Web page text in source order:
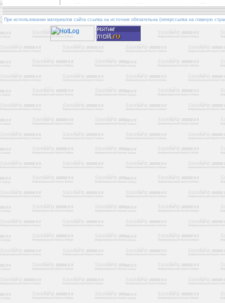
При использовании материалов сайта ссылка на источник обязательна (гиперссылка на главную